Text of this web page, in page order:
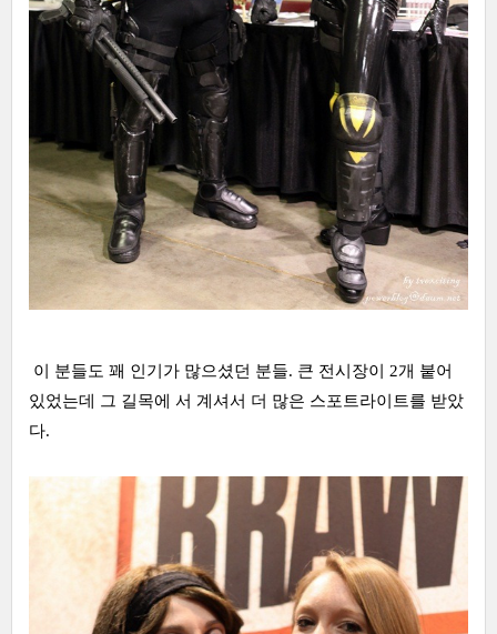
이 분들도 꽤 인기가 많으셨던 분들. 큰 전시장이 2개 붙어
있었는데 그 길목에 서 계셔서 더 많은 스포트라이트를 받았
다.